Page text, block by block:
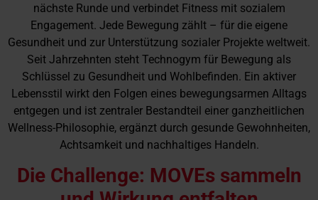
nächste Runde und verbindet Fitness mit sozialem
Engagement. Jede Bewegung zählt – für die eigene
Gesundheit und zur Unterstützung sozialer Projekte weltweit.
Seit Jahrzehnten steht Technogym für Bewegung als
Schlüssel zu Gesundheit und Wohlbefinden. Ein aktiver
Lebensstil wirkt den Folgen eines bewegungsarmen Alltags
entgegen und ist zentraler Bestandteil einer ganzheitlichen
Wellness-Philosophie, ergänzt durch gesunde Gewohnheiten,
Achtsamkeit und nachhaltiges Handeln.
Die Challenge: MOVEs sammeln